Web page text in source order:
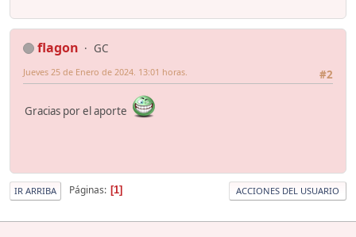
flagon
GC
#2
Jueves 25 de Enero de 2024. 13:01 horas.
Gracias por el aporte
IR ARRIBA Páginas 1 ACCIONES DEL USUARIO